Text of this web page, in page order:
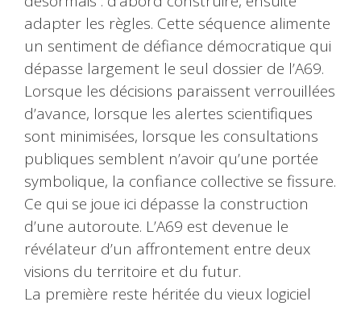
adapter les règles. Cette séquence alimente
un sentiment de défiance démocratique qui
dépasse largement le seul dossier de l’A69.
Lorsque les décisions paraissent verrouillées
d’avance, lorsque les alertes scientifiques
sont minimisées, lorsque les consultations
publiques semblent n’avoir qu’une portée
symbolique, la confiance collective se fissure.
Ce qui se joue ici dépasse la construction
d’une autoroute. L’A69 est devenue le
révélateur d’un affrontement entre deux
visions du territoire et du futur.
La première reste héritée du vieux logiciel